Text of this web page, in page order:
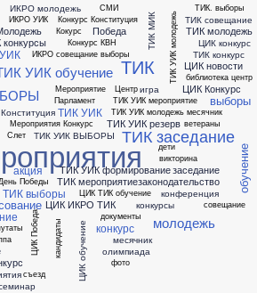
УИК обучение
ИКРО УИК
ИКРО молодежь
ИКРО совещание выборы
Кокурс
Конкурс КВН
Конкурс Конституция
Конституция
Мероприятие
Мероприятия Конкурс
Парламент
Победа
СМИ
Слет
ТИК
ТИК МИК
ТИК УИК
ТИК УИК ВЫБОРЫ
Победы
ТИК УИК мероприятие
ТИК УИК молодежь
ТИК УИК молодежь месячник
ТИК УИК резерв
ТИК УИК формирование
ТИК выборы
ТИК заседание
ТИК конкурс
ТИК мероприятие
ТИК молодежь
ТИК совещание
ТИК. выборы
ЦИК Конкурс
ЦИК ИКРО ТИК
ЦИК Победа
ЦИК ТИК обучение
ЦИК конкурс
ЦИК новости
ЦИК обучение
Центр
акция
библиотека
ветераны
викторина
выборы
дети
документы
законодательство
заседание
игра
кандидаты конкурс
конкурсы
конференция
месячник
молодежь
обучение
олимпиада
совещание
съезд
фото
центр